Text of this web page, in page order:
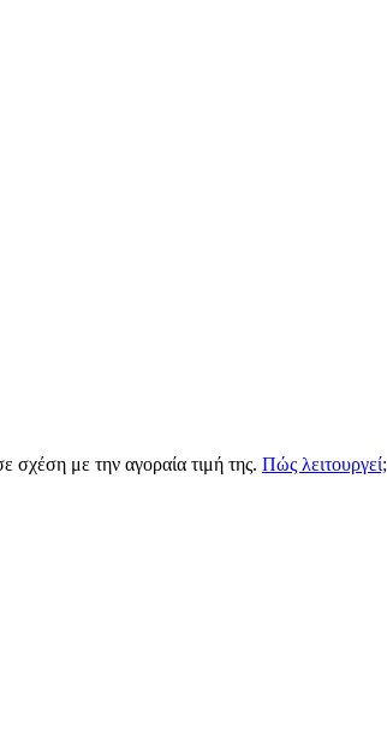
σχέση με την αγοραία τιμή της. Πώς λειτουργεί;